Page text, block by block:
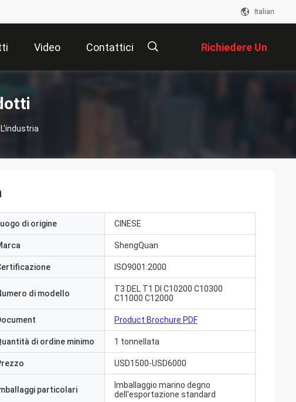
Italian
Video Contattici Richiedere Un
Preventivo
di origine CINESE
ShengQuan
ISO9001:2000
di modello
T3 DEL T1 DI C10200 C10300
C11000 C12000
Product Brochure PDF
di ordine minimo 1 tonnellata
USD1500-USD6000
particolari
Imballaggio marino degno
dell'esportazione standard